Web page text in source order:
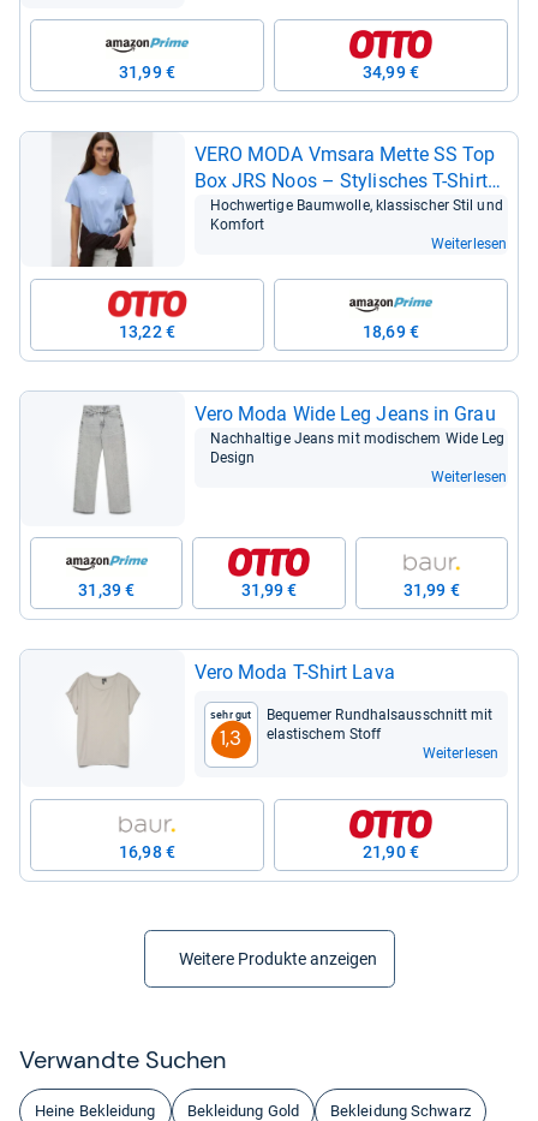
31,99 € 34,99 €
VERO MODA Vmsara Mette SS Top
Box JRS Noos – Sty­li­sches T-​Shirt
für Damen
Hoch­wer­tige Baum­wolle, klas­si­scher Stil und
Kom­fort
Weiterlesen
13,22 € 18,69 €
Vero Moda Wide Leg Jeans in Grau
Nach­hal­tige Jeans mit modi­schem Wide Leg
Design
Weiterlesen
31,39 € 31,99 € 31,99 €
Vero Moda T-​Shirt Lava
Sehr gut
1,3
Beque­mer Rund­hals­aus­schnitt mit
elas­ti­schem Stoff
Weiterlesen
16,98 € 21,90 €
Weitere Produkte anzeigen
Ver­wandte Suchen
Heine Bekleidung Bekleidung Gold Bekleidung Schwarz